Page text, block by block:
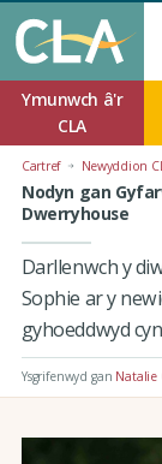
Ymunwch â'r
CLA
Cartref Newyddion
Nodyn gan
Dwerryhouse
Darllenwch y
Sophie ar y
gyhoeddwyd
Ysgrifenwyd gan Natalie